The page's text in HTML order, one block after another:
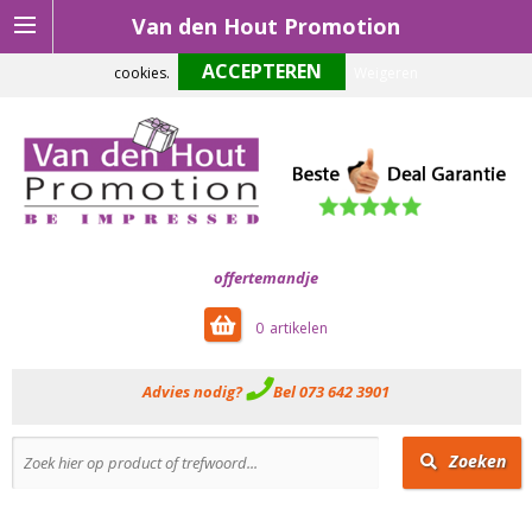
Van den Hout Promotion
offertemandje
0
Advies nodig? Bel 073 642 3901
Zoeken
Om onze website optimaal te laten functioneren maken wij gebruik van
cookies.